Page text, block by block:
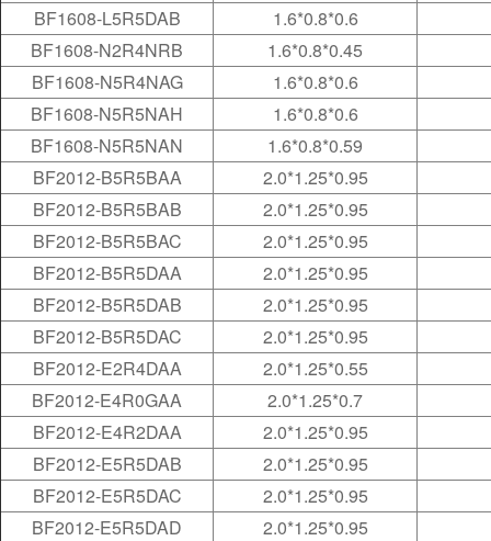
BF1608-L5R5DAB
1.6*0.8*0.6
BF1608-N2R4NRB
1.6*0.8*0.45
BF1608-N5R4NAG
1.6*0.8*0.6
BF1608-N5R5NAH
1.6*0.8*0.6
BF1608-N5R5NAN
1.6*0.8*0.59
BF2012-B5R5BAA
2.0*1.25*0.95
BF2012-B5R5BAB
2.0*1.25*0.95
BF2012-B5R5BAC
2.0*1.25*0.95
BF2012-B5R5DAA
2.0*1.25*0.95
BF2012-B5R5DAB
2.0*1.25*0.95
BF2012-B5R5DAC
2.0*1.25*0.95
BF2012-E2R4DAA
2.0*1.25*0.55
BF2012-E4R0GAA
2.0*1.25*0.7
BF2012-E4R2DAA
2.0*1.25*0.95
BF2012-E5R5DAB
2.0*1.25*0.95
BF2012-E5R5DAC
2.0*1.25*0.95
BF2012-E5R5DAD
2.0*1.25*0.95